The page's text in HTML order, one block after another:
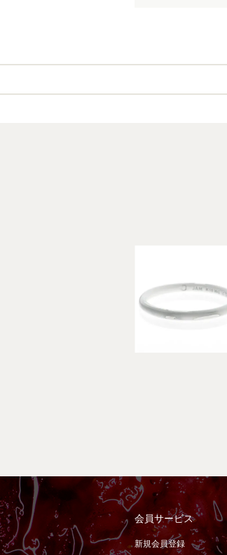
会員サービス
新規会員登録